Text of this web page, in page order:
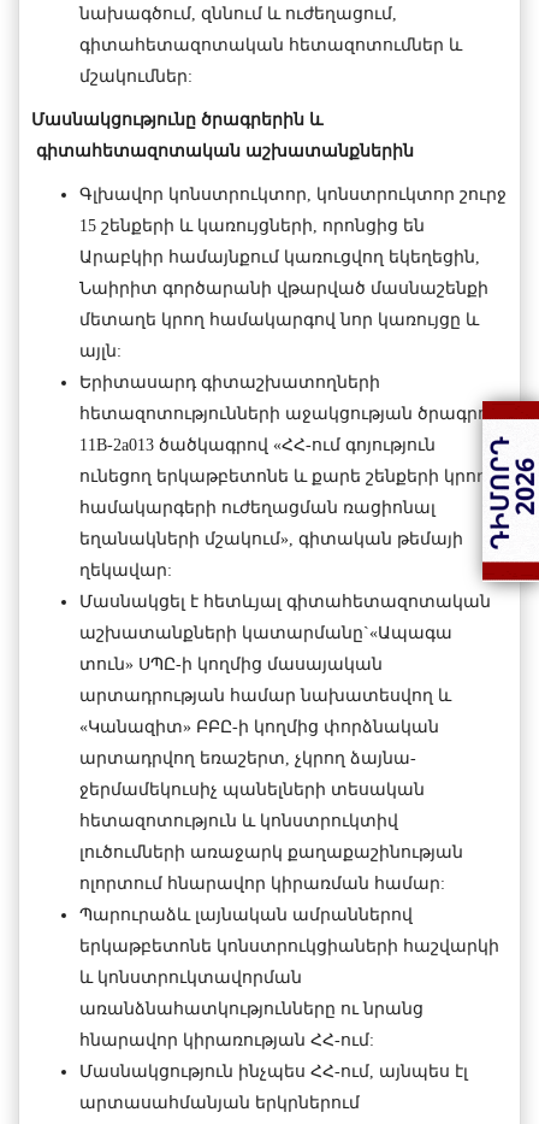
նախագծում, զննում և ուժեղացում,
գիտահետազոտական հետազոտումներ և
մշակումներ:
Մասնակցությունը ծրագրերին և
գիտահետազոտական աշխատանքներին
Գլխավոր կոնստրուկտոր, կոնստրուկտոր շուրջ
15 շենքերի և կառույցների, որոնցից են
Արաբկիր համայնքում կառուցվող եկեղեցին,
Նաիրիտ գործարանի վթարված մասնաշենքի
մետաղե կրող համակարգով նոր կառույցը և
այլն:
Երիտասարդ գիտաշխատողների
հետազոտությունների աջակցության ծրագրով`
11B-2a013 ծածկագրով «ՀՀ-ում գոյություն
ունեցող երկաթբետոնե և քարե շենքերի կրող
համակարգերի ուժեղացման ռացիոնալ
եղանակների մշակում», գիտական թեմայի
ղեկավար:
Մասնակցել է հետևյալ գիտահետազոտական
աշխատանքների կատարմանը`«Ապագա
տուն» ՍՊԸ-ի կողմից մասայական
արտադրության համար նախատեսվող և
«Կանազիտ» ԲԲԸ-ի կողմից փորձնական
արտադրվող եռաշերտ, չկրող ձայնա-
ջերմամեկուսիչ պանելների տեսական
հետազոտություն և կոնստրուկտիվ
լուծումների առաջարկ քաղաքաշինության
ոլորտում հնարավոր կիրառման համար:
Պարուրաձև լայնական ամրաններով
երկաթբետոնե կոնստրուկցիաների հաշվարկի
և կոնստրուկտավորման
առանձնահատկությունները ու նրանց
հնարավոր կիրառության ՀՀ-ում:
Մասնակցություն ինչպես ՀՀ-ում, այնպես էլ
արտասահմանյան երկրներում